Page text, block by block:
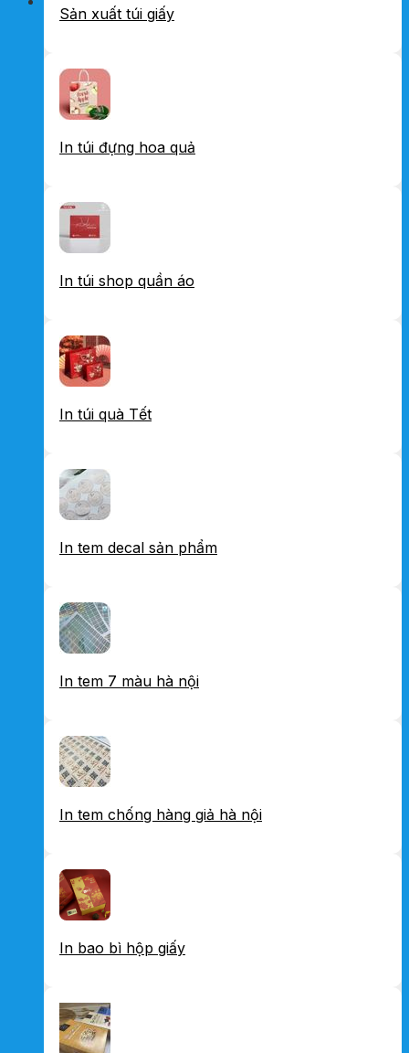
Sản xuất túi giấy
In túi đựng hoa quả
In túi shop quần áo
In túi quà Tết
In tem decal sản phẩm
In tem 7 màu hà nội
In tem chống hàng giả hà nội
In bao bì hộp giấy